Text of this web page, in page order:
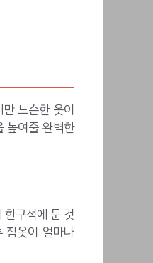
느슨한 옷이
높여줄 완벽한
구석에 둔 것
잠옷이 얼마나